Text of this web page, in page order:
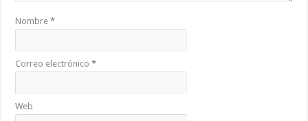
Nombre*
Correo electrónico*
Web